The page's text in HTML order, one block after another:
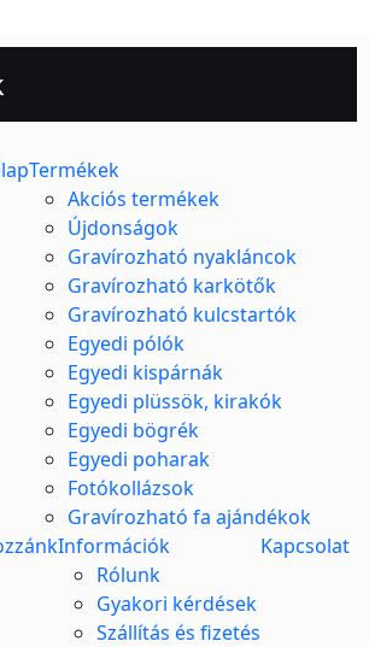
Termékek
Akciós termékek
Újdonságok
Gravírozható nyakláncok
Gravírozható karkötők
Gravírozható kulcstartók
Egyedi pólók
Egyedi kispárnák
Egyedi plüssök, kirakók
Egyedi bögrék
Egyedi poharak
Fotókollázsok
Gravírozható fa ajándékok
Információk
Rólunk
Gyakori kérdések
Szállítás és fizetés
Kapcsolat